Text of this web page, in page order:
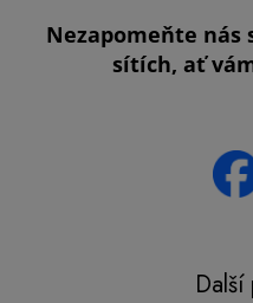
Nezapomeňte nás
sítích, ať